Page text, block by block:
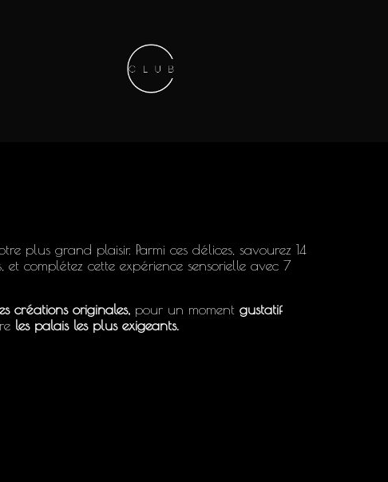
01.42.71.40.79
plus grand plaisir. Parmi ces délices, savourez 14
complétez cette expérience sensorielle avec 7
créations originales,pour un moment gustatif
les palais les plus exigeants.